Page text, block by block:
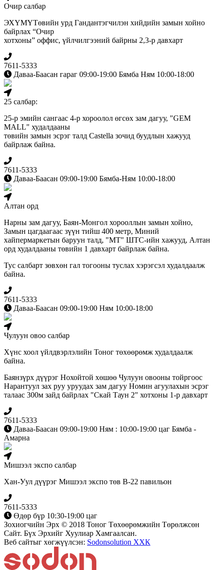
Очир салбар
ЭХҮМҮТөвийн урд Гандантэгчилэн хийдийн замын хойно
байрлах “Очир
хотхоны” оффис, үйлчилгээний байрны 2,3-р давхарт
7611-5333
Даваа-Баасан гараг 09:00-19:00 Бямба Ням 10:00-18:00
25 салбар:
25-р эмийн сангаас 4-р хороолол өгсөх зам дагуу, "GEM
MALL" худалдааны
төвийн замын эсрэг талд Сastella зочид буудлын хажууд
байрлаж байна.
7611-5333
Даваа-Баасан 09:00-19:00 Бямба-Ням 10:00-18:00
Алтан орд
Нарны зам дагуу, Баян-Монгол хорооллын замын хойно,
Замын цагдаагаас зүүн тийш 400 метр, Миний
хайпермаркетын баруун талд, "МТ" ШТС-ийн хажууд, Алтан
орд худалдааны төвийн 1 давхарт байрлаж байна.
Тус салбарт зөвхөн гал тогооны туслах хэрэгсэл худалдаалж
байна.
7611-5333
Даваа-Баасан 09:00-19:00 Ням 10:00-18:00
Чулуун овоо салбар
Хүнс хоол үйлдвэрлэлийн Тоног төхөөрөмж худалдаалж
байна.
Баянзүрх дүүрэг Нохойтой хөшөө Чулуун овооны тойргоос
Нарантуул зах руу уруудах зам дагуу Номин агуулахын эсрэг
талаас 300м зайд байрлах "Скай Таун 2" хотхоны 1-р давхарт
7611-5333
Даваа-Баасан 09:00-19:00 Ням : 10:00-19:00 цаг Бямба -
Амарна
Мишээл экспо салбар
Хан-Уул дүүрэг Мишээл экспо төв B-22 павильон
7611-5333
Өдөр бүр 10:30-19:00 цаг
Зохиогчийн Эрх © 2018 Тоног Төхөөрөмжийн Төрөлжсөн
Сайт. Бүх Эрхийг Хуулиар Хамгаалсан.
Веб сайтыг хөгжүүлсэн: Sodonsolution ХХК